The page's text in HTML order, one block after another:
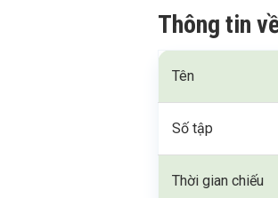
Thông tin
Tên
Số tập
Thời gian chiếu